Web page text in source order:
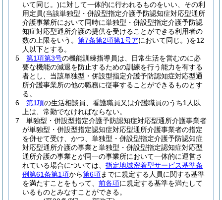
いて同じ。)に対して一体的に行われるものをいい、その利
用定員(当該単独型・併設型指定介護予防認知症対応型通所
介護事業所において同時に単独型・併設型指定介護予防認
知症対応型通所介護の提供を受けることができる利用者の
数の上限をいう。 第7条第2項第1号アにおいて同じ。)を12
人以下とする。
5
第1項第3号の機能訓練指導員は、日常生活を営むのに必
要な機能の減退を防止するための訓練を行う能力を有する
者とし、当該単独型・併設型指定介護予防認知症対応型通
所介護事業所の他の職務に従事することができるものとす
る。
6
第1項の生活相談員、看護職員又は介護職員のうち1人以
上は、常勤でなければならない。
7
単独型・併設型指定介護予防認知症対応型通所介護事業者
が単独型・併設型指定認知症対応型通所介護事業者の指定
を併せて受け、かつ、単独型・併設型指定介護予防認知症
対応型通所介護の事業と単独型・併設型指定認知症対応型
通所介護の事業とが同一の事業所において一体的に運営さ
れている場合については、 指定地域密着型サービス基準条
例第61条第1項から第6項までに規定する人員に関する基準
を満たすことをもって、 前各項に規定する基準を満たして
いるものとみなすことができる。